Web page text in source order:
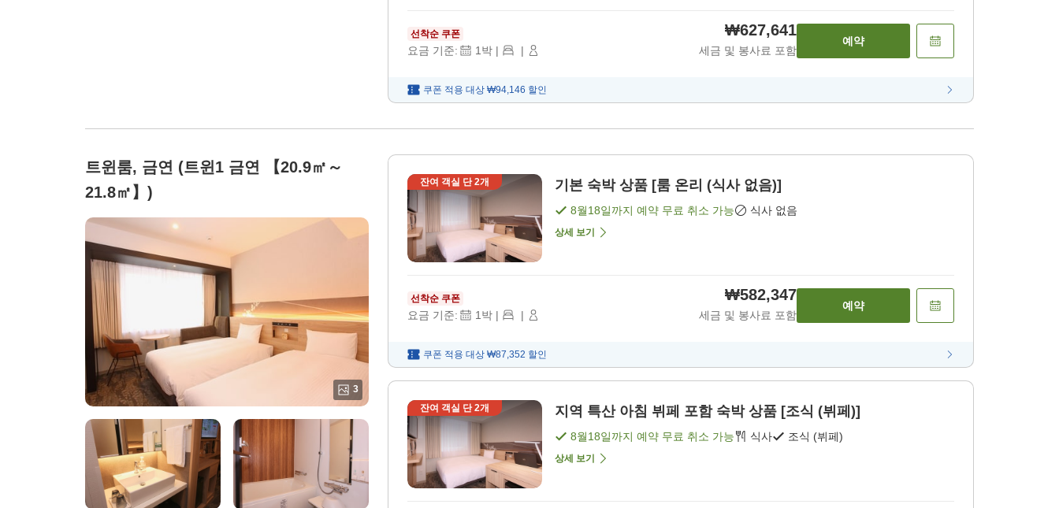
선착순 쿠폰
요금 기준: 1박 | |
₩627,641
세금 및 봉사료 포함
예약
쿠폰 적용 대상 ₩94,146 할인
트윈룸, 금연 (트윈1 금연 【20.9㎡～
21.8㎡】)
3
잔여 객실 단2개 기본 숙박 상품 [룸 온리 (식사 없음)]
8월18일까지 예약 무료 취소 가능 식사 없음
상세 보기
선착순 쿠폰
요금 기준: 1박 | |
₩582,347
세금 및 봉사료 포함
예약
쿠폰 적용 대상 ₩87,352 할인
잔여 객실 단2개 지역 특산 아침 뷔페 포함 숙박 상품 [조식 (뷔페)]
8월18일까지 예약 무료 취소 가능 식사 조식 (뷔페)
상세 보기